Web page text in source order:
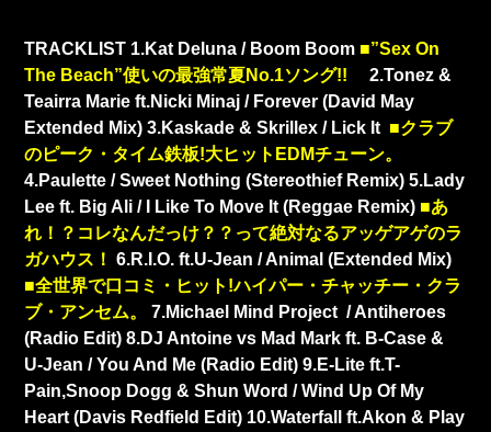
TRACKLIST 1.Kat Deluna / Boom Boom ■”Sex On
The Beach”使いの最強常夏No.1ソング!!
2.Tonez &
Teairra Marie ft.Nicki Minaj / Forever (David May
Extended Mix) 3.Kaskade & Skrillex / Lick It ■クラブ
のピーク・タイム鉄板!大ヒットEDMチューン。
4.Paulette / Sweet Nothing (Stereothief Remix) 5.Lady
Lee ft. Big Ali / I Like To Move It (Reggae Remix) ■あ
れ！？コレなんだっけ？？って絶対なるアッゲアゲのラ
ガハウス！ 6.R.I.O. ft.U-Jean / Animal (Extended Mix)
■全世界で口コミ・ヒット!ハイパー・チャッチー・クラ
ブ・アンセム。
7.Michael Mind Project / Antiheroes
(Radio Edit) 8.DJ Antoine vs Mad Mark ft. B-Case &
U-Jean / You And Me (Radio Edit) 9.E-Lite ft.T-
Pain,Snoop Dogg & Shun Word / Wind Up Of My
Heart (Davis Redfield Edit) 10.Waterfall ft.Akon & Play